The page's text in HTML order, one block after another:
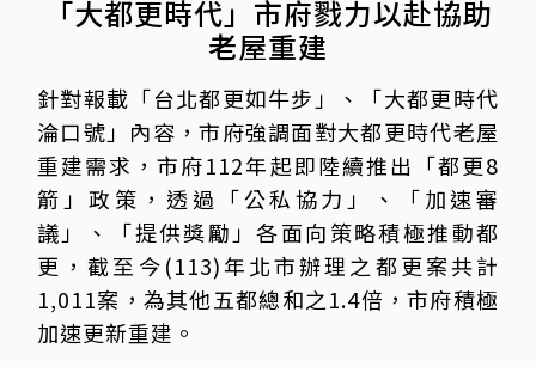
「大都更時代」市府戮力以赴協助
老屋重建
針對報載「台北都更如牛步」、「大都更時代
淪口號」內容，市府強調面對大都更時代老屋
重建需求，市府112年起即陸續推出「都更8
箭」政策，透過「公私協力」、「加速審
議」、「提供獎勵」各面向策略積極推動都
更，截至今(113)年北市辦理之都更案共計
1,011案，為其他五都總和之1.4倍，市府積極
加速更新重建。